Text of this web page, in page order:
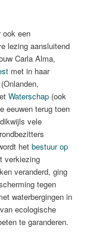
ook een
lezing aansluitend
Carla Alma,
met in haar
Waterschap (ook
eeuwen terug toen
vele
hetbestuur op
verkiezing
veranderd, ging
tegen
waterbergingen in
ecologische
te garanderen.